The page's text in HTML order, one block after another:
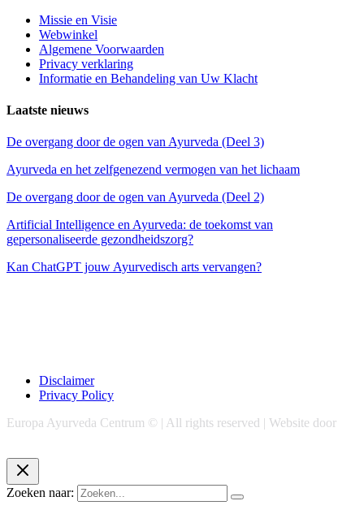
Missie en Visie
Webwinkel
Algemene Voorwaarden
Privacy verklaring
Informatie en Behandeling van Uw Klacht
Laatste nieuws
De overgang door de ogen van Ayurveda (Deel 3)
Ayurveda en het zelfgenezend vermogen van het lichaam
De overgang door de ogen van Ayurveda (Deel 2)
Artificial Intelligence en Ayurveda: de toekomst van
gepersonaliseerde gezondheidszorg?
Kan ChatGPT jouw Ayurvedisch arts vervangen?
Disclaimer
Privacy Policy
Europa Ayurveda Centrum © | All rights reserved | Website door
Zoeken naar: